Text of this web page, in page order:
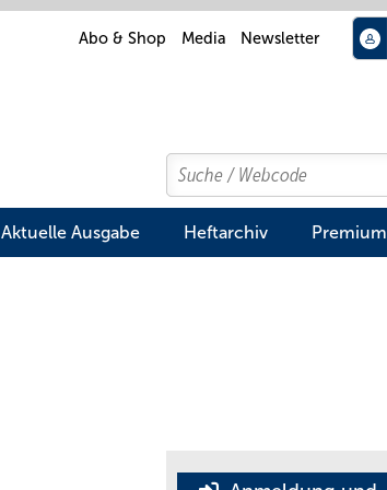
Abo & Shop Media Newsletter
Search
Suchen
Aktuelle Ausgabe Heftarchiv Premium